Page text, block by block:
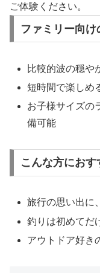
ご体験ください。
ファミリー向け
比較的波の穏や
短時間で楽しめ
お子様サイズの
備可能
こんな方におす
旅行の思い出に
釣りは初めてだ
アウトドア好き